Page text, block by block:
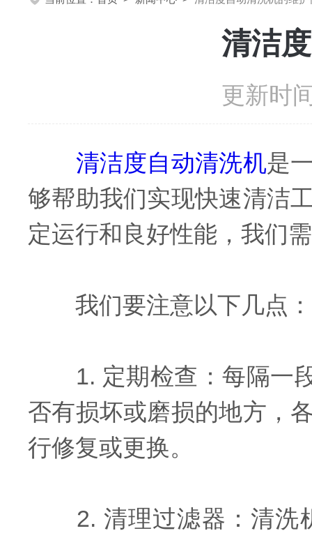
清洁
更新时
清洁度自动清洗机是
够帮助我们实现快速清洁
定运行和良好性能，我们
我们要注意以下几点：
1. 定期检查：每隔一段
否有损坏或磨损的地方，
行修复或更换。
2. 清理过滤器：清洗机